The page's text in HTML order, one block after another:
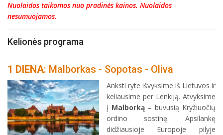
Nuolaidos taikomos nuo pradinės kainos. Nuolaidos
nesumuojamos.
Kelionės programa
1 DIENA: Malborkas - Sopotas - Oliva
Anksti ryte išvyksime iš Lietuvos ir
keliausime per Lenkiją. Atvyksime
į Malborką– buvusią Kryžiuočių
ordino sostinę. Apsilankę
didžiausioje Europoje pilyje